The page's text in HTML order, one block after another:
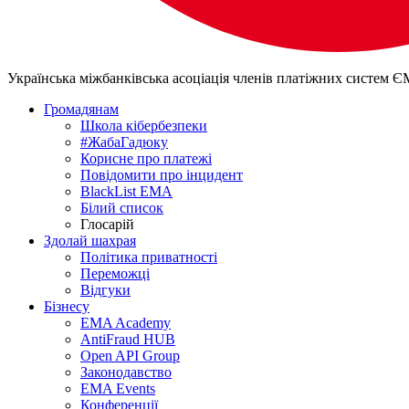
Українська міжбанківська асоціація членів платіжних систем
Громадянам
Школа кібербезпеки
#ЖабаГадюку
Корисне про платежі
Повідомити про інцидент
BlackList EMA
Білий список
Глосарій
Здолай шахрая
Політика приватності
Переможцi
Відгуки
Бізнесу
EMA Academy
AntiFraud HUB
Open API Group
Законодавство
EMA Events
Конференції